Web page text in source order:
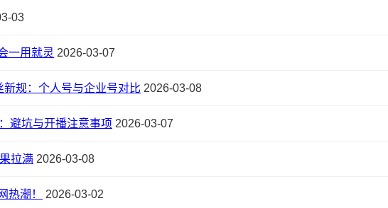
03
一用就灵 2026-03-07
规：个人号与企业号对比 2026-03-08
避坑与开播注意事项 2026-03-07
拉满 2026-03-08
热潮！ 2026-03-02